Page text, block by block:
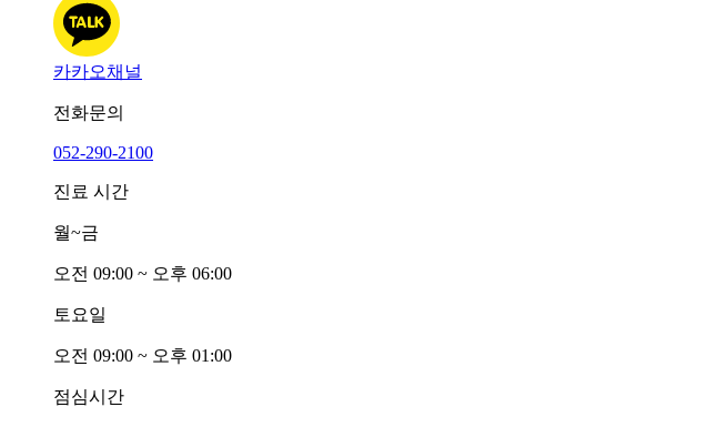
카카오채널
전화문의
052-290-2100
진료 시간
월~금
오전 09:00 ~ 오후 06:00
토요일
오전 09:00 ~ 오후 01:00
점심시간